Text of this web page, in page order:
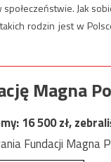
Jak
rodzin jest w
Magna
16 500zł,
Fundacji Magna